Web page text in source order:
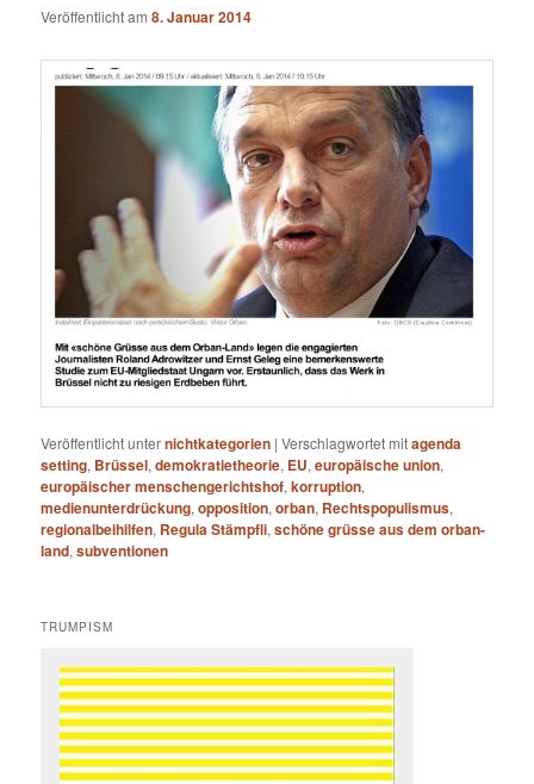
Veröffentlicht am8. Januar 2014
Veröffentlicht unternichtkategorien |Verschlagwortet mitagenda
setting, Brüssel,demokratietheorie, EU,europäische union,
europäischer menschengerichtshof,korruption,
medienunterdrückung,opposition,orban, Rechtspopulismus,
regionalbeihilfen, Regula Stämpfli,schöne grüsse aus dem orban-
land,subventionen
TRUMPISM